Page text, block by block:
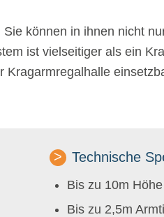
können in ihnen nicht
ist vielseitiger als ein
Kragarmregalhalle
Technische
Bis zu 10m Höhe
Bis zu 2,5m